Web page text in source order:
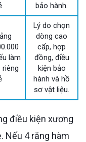
bảo hành.
làm
riêng
Lý do chọn
dòng cao
cấp, hợp
đồng, điều
kiện bảo
hành và hồ
sơ vật liệu.
Nếu 4 răng hàm